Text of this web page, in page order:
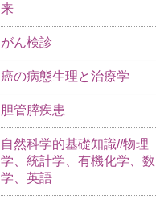
来
がん検診
癌の病態生理と治療学
胆管膵疾患
自然科学的基礎知識//物理
学、統計学、有機化学、数
学、英語